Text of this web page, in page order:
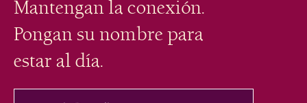
Mantengan la conexión.
Pongan su nombre para
estar al día.